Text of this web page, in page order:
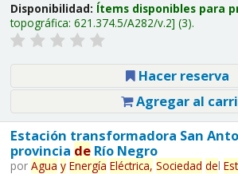
Disponibilidad: Ítems disponibles para
topográfica: 621.374.5/A282/v.2 (3).
Hacer reserva
Agregar al
Estación transformadora San
provincia deRío Negro
por Agua y Energía Eléctrica, Sociedad del